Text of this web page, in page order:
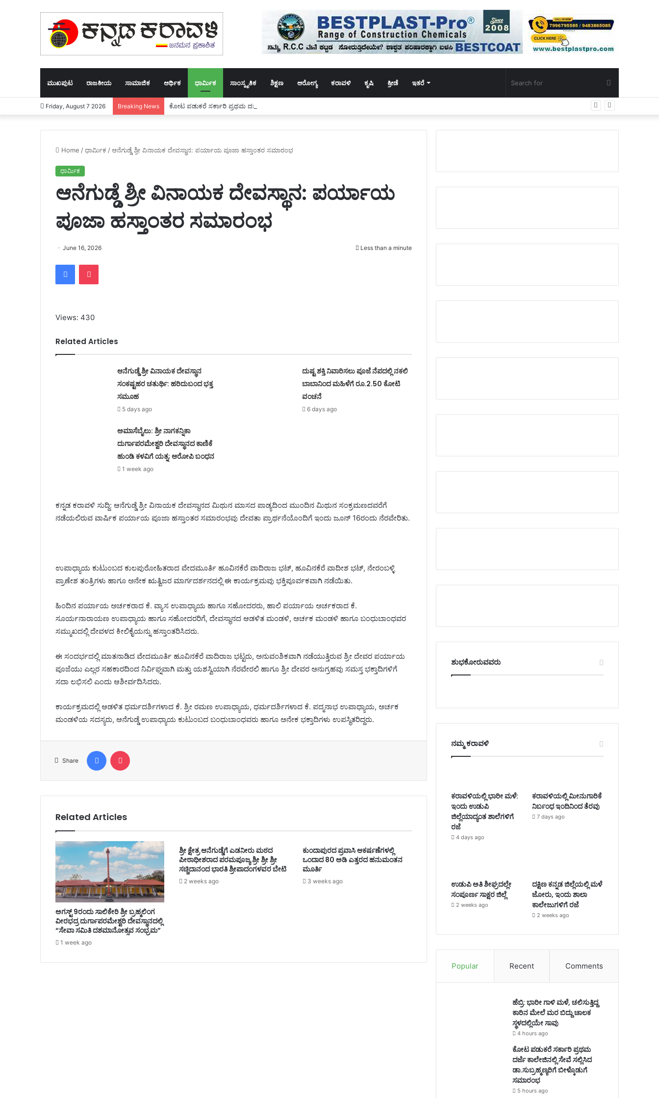
ಮುಖಪುಟ ರಾಜಕೀಯ ಸಾಮಾಜಿಕ ಆರ್ಥಿಕ ಧಾರ್ಮಿಕ ಸಾಂಸ್ಕೃತಿಕ ಶಿಕ್ಷಣ ಆರೋಗ್ಯ ಕರಾವಳಿ ಕೃಷಿ ಕ್ರೀಡೆ ಇತರೆ
for
Friday, August 7 2026 Breaking News ಕೋಟ ಪಡುಕರೆ ಸರ್ಕಾರಿ ಪ್ರಥಮ ದರ್ಜೆ ಕಾಲೇಜಿನಲ್ಲಿ ಸೇವೆ ಸಲ್ಲಿಸಿದ ಡಾ.ಸುಬ್ರಹ್ಮಣ್ಯರಿಗೆ ಬೀಳ್ಕೊಡುಗೆ ಸಮಾರಂಭ
Home / ಧಾರ್ಮಿಕ / ಆನೆಗುಡ್ಡೆ ಶ್ರೀ ವಿನಾಯಕ ದೇವಸ್ಥಾನ: ಪರ್ಯಾಯ ಪೂಜಾ ಹಸ್ತಾಂತರ ಸಮಾರಂಭ
ಧಾರ್ಮಿಕ
ಆನೆಗುಡ್ಡೆ ಶ್ರೀ ವಿನಾಯಕ ದೇವಸ್ಥಾನ: ಪರ್ಯಾಯ
ಪೂಜಾ ಹಸ್ತಾಂತರ ಸಮಾರಂಭ
June 16, 2026 Less than a minute
FacebookPocket
Views: 430
Related Articles
ಆನೆಗುಡ್ಡೆ ಶ್ರೀ ವಿನಾಯಕ ದೇವಸ್ಥಾನ
ಸಂಕಷ್ಟಹರ ಚತುರ್ಥಿ: ಹರಿದುಬಂದ ಭಕ್ತ
ಸಮೂಹ
5 days ago
ದುಷ್ಟ ಶಕ್ತಿ ನಿವಾರಿಸಲು ಪೂಜೆ ನೆಪದಲ್ಲಿ ನಕಲಿ
ಬಾಬಾನಿಂದ ಮಹಿಳೆಗೆ ರೂ.2.50 ಕೋಟಿ
ವಂಚನೆ
6 days ago
ಅಮಾಸೆಬೈಲು: ಶ್ರೀ ನಾಗಕನ್ನಿಕಾ
ದುರ್ಗಾಪರಮೇಶ್ವರಿ ದೇವಸ್ಥಾನದ ಕಾಣಿಕೆ
ಹುಂಡಿ ಕಳವಿಗೆ ಯತ್ನ; ಆರೋಪಿ ಬಂಧನ
1 week ago
ಕನ್ನಡ ಕರಾವಳಿ ಸುದ್ದಿ: ಆನೆಗುಡ್ಡೆ ಶ್ರೀ ವಿನಾಯಕ ದೇವಸ್ಥಾನದ ಮಿಥುನ ಮಾಸದ ಪಾಡ್ಯದಿಂದ ಮುಂದಿನ ಮಿಥುನ ಸಂಕ್ರಮಣದವರೆಗೆ
ನಡೆಯಲಿರುವ ವಾರ್ಷಿಕ ಪರ್ಯಾಯ ಪೂಜಾ ಹಸ್ತಾಂತರ ಸಮಾರಂಭವು ದೇವತಾ ಪ್ರಾರ್ಥನೆಯೊಂದಿಗೆ ಇಂದು ಜೂನ್ 16ರಂದು ನೆರವೇರಿತು.
ಉಪಾಧ್ಯಾಯ ಕುಟುಂಬದ ಕುಲಪುರೋಹಿತರಾದ ವೇದಮೂರ್ತಿ ಹೂವಿನಕೆರೆ ವಾದಿರಾಜ ಭಟ್, ಹೂವಿನಕೆರೆ ವಾದೀಶ ಭಟ್, ನೇರಂಬಳ್ಳಿ
ಪ್ರಾಣೇಶ ತಂತ್ರಿಗಳು ಹಾಗೂ ಅನೇಕ ಋತ್ವಿಜರ ಮಾರ್ಗದರ್ಶನದಲ್ಲಿ ಈ ಕಾರ್ಯಕ್ರಮವು ಭಕ್ತಿಪೂರ್ವಕವಾಗಿ ನಡೆಯಿತು.
ಹಿಂದಿನ ಪರ್ಯಾಯ ಅರ್ಚಕರಾದ ಕೆ. ವ್ಯಾಸ ಉಪಾಧ್ಯಾಯ ಹಾಗೂ ಸಹೋದರರು, ಹಾಲಿ ಪರ್ಯಾಯ ಅರ್ಚಕರಾದ ಕೆ.
ಸೂರ್ಯನಾರಾಯಣ ಉಪಾಧ್ಯಾಯ ಹಾಗೂ ಸಹೋದರರಿಗೆ, ದೇವಸ್ಥಾನದ ಆಡಳಿತ ಮಂಡಳಿ, ಅರ್ಚಕ ಮಂಡಳಿ ಹಾಗೂ ಬಂಧುಬಾಂಧವರ
ಸಮ್ಮುಖದಲ್ಲಿ ದೇವಳದ ಕೀಲಿಕೈಯನ್ನು ಹಸ್ತಾಂತರಿಸಿದರು.
ಈ ಸಂದರ್ಭದಲ್ಲಿ ಮಾತನಾಡಿದ ವೇದಮೂರ್ತಿ ಹೂವಿನಕೆರೆ ವಾದಿರಾಜ ಭಟ್ಟರು, ಅನುವಂಶಿಕವಾಗಿ ನಡೆಯುತ್ತಿರುವ ಶ್ರೀ ದೇವರ ಪರ್ಯಾಯ
ಪೂಜೆಯು ಎಲ್ಲರ ಸಹಕಾರದಿಂದ ನಿರ್ವಿಘ್ನವಾಗಿ ಮತ್ತು ಯಶಸ್ವಿಯಾಗಿ ನೆರವೇರಲಿ ಹಾಗೂ ಶ್ರೀ ದೇವರ ಅನುಗ್ರಹವು ಸಮಸ್ತ ಭಕ್ತಾದಿಗಳಿಗೆ
ಸದಾ ಲಭಿಸಲಿ ಎಂದು ಆಶೀರ್ವದಿಸಿದರು.
ಕಾರ್ಯಕ್ರಮದಲ್ಲಿ ಆಡಳಿತ ಧರ್ಮದರ್ಶಿಗಳಾದ ಕೆ. ಶ್ರೀ ರಮಣ ಉಪಾಧ್ಯಾಯ, ಧರ್ಮದರ್ಶಿಗಳಾದ ಕೆ. ಪದ್ಮನಾಭ ಉಪಾಧ್ಯಾಯ, ಅರ್ಚಕ
ಮಂಡಳಿಯ ಸದಸ್ಯರು, ಆನೆಗುಡ್ಡೆ ಉಪಾಧ್ಯಾಯ ಕುಟುಂಬದ ಬಂಧುಬಾಂಧವರು ಹಾಗೂ ಅನೇಕ ಭಕ್ತಾದಿಗಳು ಉಪಸ್ಥಿತರಿದ್ದರು.
Share
Facebook
Related Articles
ಅಗಸ್ಟ್ 9ರಂದು ಸಾಲಿಕೇರಿ ಶ್ರೀ ಬ್ರಹ್ಮಲಿಂಗ
ವೀರಭದ್ರ ದುರ್ಗಾಪರಮೇಶ್ವರಿ ದೇವಸ್ಥಾನದಲ್ಲಿ
“ಸೇವಾ ಸಮಿತಿ ದಶಮಾನೋತ್ಸವ ಸಂಭ್ರಮ”
1 week ago
ಶ್ರೀ ಕ್ಷೇತ್ರ ಆನೆಗುಡ್ಡೆಗೆ ಎಡನೀರು ಮಠದ
ಪೀಠಾಧೀಶರಾದ ಪರಮಪೂಜ್ಯ ಶ್ರೀ ಶ್ರೀ ಶ್ರೀ
ಸಚ್ಚಿದಾನಂದ ಭಾರತಿ ಶ್ರೀಪಾದಂಗಳವರ ಬೇಟಿ
2 weeks ago
ಕುಂದಾಪುರದ ಪ್ರವಾಸಿ ಆಕರ್ಷಣೆಗಳಲ್ಲಿ
ಒಂದಾದ 80 ಅಡಿ ಎತ್ತರದ ಹನುಮಂತನ
ಮೂರ್ತಿ
3 weeks ago
ಶುಭಕೋರುವವರು
ನಮ್ಮ ಕರಾವಳಿ
ಕರಾವಳಿಯಲ್ಲಿ ಭಾರೀ ಮಳೆ:
ಇಂದು ಉಡುಪಿ
ಜಿಲ್ಲೆಯಾದ್ಯಂತ ಶಾಲೆಗಳಿಗೆ
ರಜೆ
4 days ago
ಕರಾವಳಿಯಲ್ಲಿ ಮೀನುಗಾರಿಕೆ
ನಿರ್ಬಂಧ ಇಂದಿನಿಂದ ತೆರವು
7 days ago
ಉಡುಪಿ ಅತಿ ಶೀಘ್ರದಲ್ಲೇ
ಸಂಪೂರ್ಣ ಸಾಕ್ಷರ ಜಿಲ್ಲೆ
2 weeks ago
ದಕ್ಷಿಣ ಕನ್ನಡ ಜಿಲ್ಲೆಯಲ್ಲಿ ಮಳೆ
ಜೋರು, ಇಂದು ಶಾಲಾ
ಕಾಲೇಜುಗಳಿಗೆ ರಜೆ
2 weeks ago
Popular Recent Comments
ಹೆಬ್ರಿ: ಭಾರೀ ಗಾಳಿ ಮಳೆ, ಚಲಿಸುತ್ತಿದ್ದ
ಕಾರಿನ ಮೇಲೆ ಮರ ಬಿದ್ದು ಚಾಲಕ
ಸ್ಥಳದಲ್ಲಿಯೇ ಸಾವು
4 hours ago
ಕೋಟ ಪಡುಕರೆ ಸರ್ಕಾರಿ ಪ್ರಥಮ
ದರ್ಜೆ ಕಾಲೇಜಿನಲ್ಲಿ ಸೇವೆ ಸಲ್ಲಿಸಿದ
ಡಾ.ಸುಬ್ರಹ್ಮಣ್ಯರಿಗೆ ಬೀಳ್ಕೊಡುಗೆ
ಸಮಾರಂಭ
5 hours ago